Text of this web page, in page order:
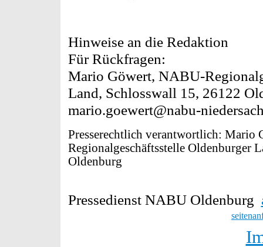
Hinweise an die Redaktion
Für Rückfragen:
Mario Göwert, NABU-
Land, Schlosswall 15, 26122
mario.goewert@nabu-
Presserechtlich verantwortlich: Mario
Regionalgeschäftsstelle Oldenburger
Oldenburg
Pressedienst NABU Oldenburg